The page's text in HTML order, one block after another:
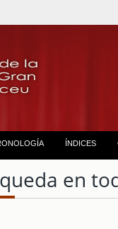
ÍNDICES
en